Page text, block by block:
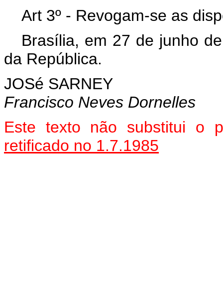
Art 3º - Revogam-se as
Brasília, em 27 de junho
da República.
JOSé SARNEY
Francisco Neves Dornelles
Este texto não substitui o
retificado no 1.7.1985